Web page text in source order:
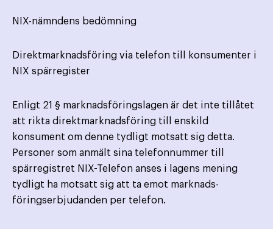
NIX-nämndens bedömning
Direktmarknadsföring via telefon till konsumenter i
NIX spärregister
Enligt 21 § marknadsföringslagen är det inte tillåtet
att rikta direktmarknadsföring till enskild
konsument om denne tydligt motsatt sig detta.
Personer som anmält sina telefonnummer till
spärregistret NIX-Telefon anses i lagens mening
tydligt ha motsatt sig att ta emot marknads­
föringserbjudanden per telefon.